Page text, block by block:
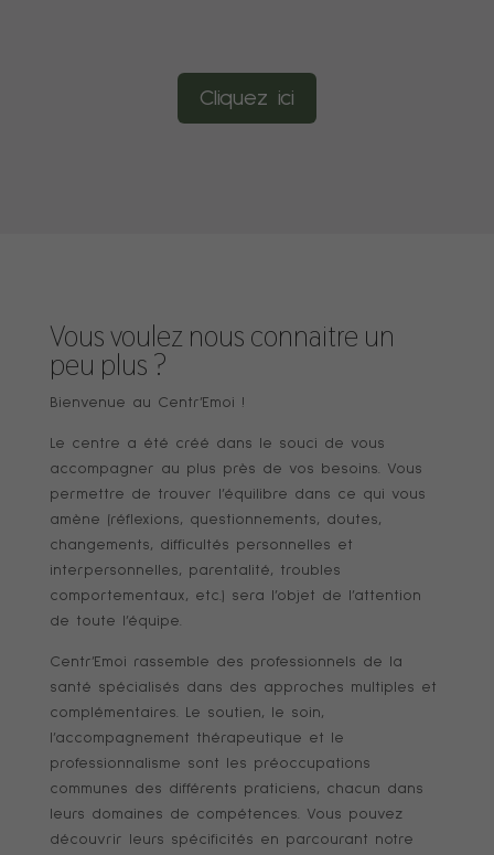
Cliquez ici
Vous voulez nous connaitre un
peu plus ?
Bienvenue au Centr’Emoi !
Le centre a été créé dans le souci de vous
accompagner au plus près de vos besoins. Vous
permettre de trouver l’équilibre dans ce qui vous
amène (réflexions, questionnements, doutes,
changements, difficultés personnelles et
interpersonnelles, parentalité, troubles
comportementaux, etc.) sera l’objet de l’attention
de toute l’équipe.
Centr’Emoi rassemble des professionnels de la
santé spécialisés dans des approches multiples et
complémentaires. Le soutien, le soin,
l’accompagnement thérapeutique et le
professionnalisme sont les préoccupations
communes des différents praticiens, chacun dans
leurs domaines de compétences. Vous pouvez
découvrir leurs spécificités en parcourant notre